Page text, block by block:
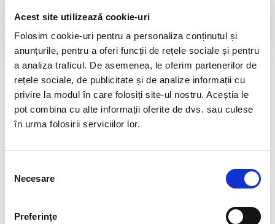
Acest site utilizează cookie-uri
Folosim cookie-uri pentru a personaliza conținutul și
anunțurile, pentru a oferi funcții de rețele sociale și pentru
a analiza traficul. De asemenea, le oferim partenerilor de
rețele sociale, de publicitate și de analize informații cu
privire la modul în care folosiți site-ul nostru. Aceștia le
pot combina cu alte informații oferite de dvs. sau culese
în urma folosirii serviciilor lor.
consimțământului
Necesare
Preferinţe
GARANTIE PRODUSE
pentru toate produsele
DESCRIERE PRODUS
Colier cu inchizatoare de argint
Dimensiune : 2,6 mm
RECENZII CLIENTI